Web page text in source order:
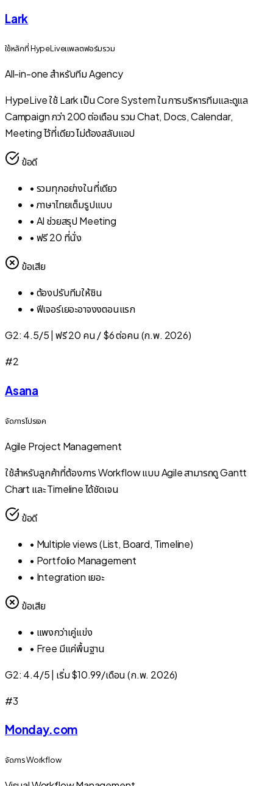
Lark
ใช้หลักที่ HypeLiveแพลตฟอร์มรวม
All-in-one สำหรับทีม Agency
HypeLive ใช้ Lark เป็น Core System ในการบริหารทีมและดูแล
Campaign กว่า 200 ต่อเดือน รวม Chat, Docs, Calendar,
Meeting ไว้ที่เดียว ไม่ต้องสลับแอป
ข้อดี
• รวมทุกอย่างในที่เดียว
• ภาษาไทยเต็มรูปแบบ
• AI ช่วยสรุป Meeting
• ฟรี 20 ที่นั่ง
ข้อเสีย
• ต้องปรับทีมให้ชิน
• ฟีเจอร์เยอะอาจงงตอนแรก
G2: 4.5/5 ฟรี 20 คน / $6 ต่อคน (ก.พ. 2026)
#2
Asana
จัดการโปรเจค
Agile Project Management
ใช้สำหรับลูกค้าที่ต้องการ Workflow แบบ Agile สามารถดู Gantt
Chart และ Timeline ได้ชัดเจน
ข้อดี
• Multiple views (List, Board, Timeline)
• Portfolio Management
• Integration เยอะ
ข้อเสีย
• แพงกว่าเคู่แข่ง
• Free มีแค่พื้นฐาน
G2: 4.4/5| เริ่ม $10.99/เดือน (ก.พ. 2026)
#3
Monday.com
จัดการ Workflow